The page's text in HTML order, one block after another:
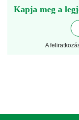
Kapja meg a
A